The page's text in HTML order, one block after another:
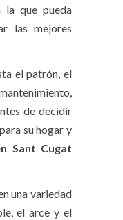
la que pueda
las mejores
el patrón, el
de decidir
su hogar y
Sant Cugat
una variedad
el arce y el